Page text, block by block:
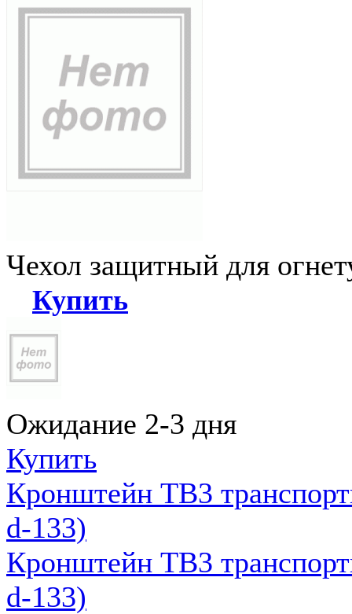
Чехол защитный для
Купить
Ожидание 2-3 дня
Купить
Кронштейн ТВ3
d-133)
Кронштейн ТВ3
d-133)